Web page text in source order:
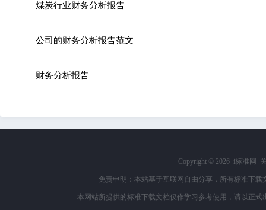
煤炭行业财务分析报告
公司的财务分析报告范文
财务分析报告
Copyright © 2026 i标准网
免责申明：本站基于互联网自由分享，所有标准下
本网站所提供的标准下载文档仅作学习参考使用，请以正